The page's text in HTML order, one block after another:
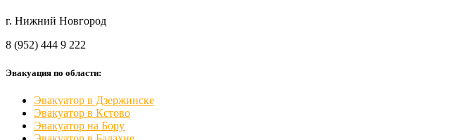
г. Нижний Новгород
8 (952) 444 9 222
Эвакуация по области:
Эвакуатор в Дзержинске
Эвакуатор в Кстово
Эвакуатор на Бору